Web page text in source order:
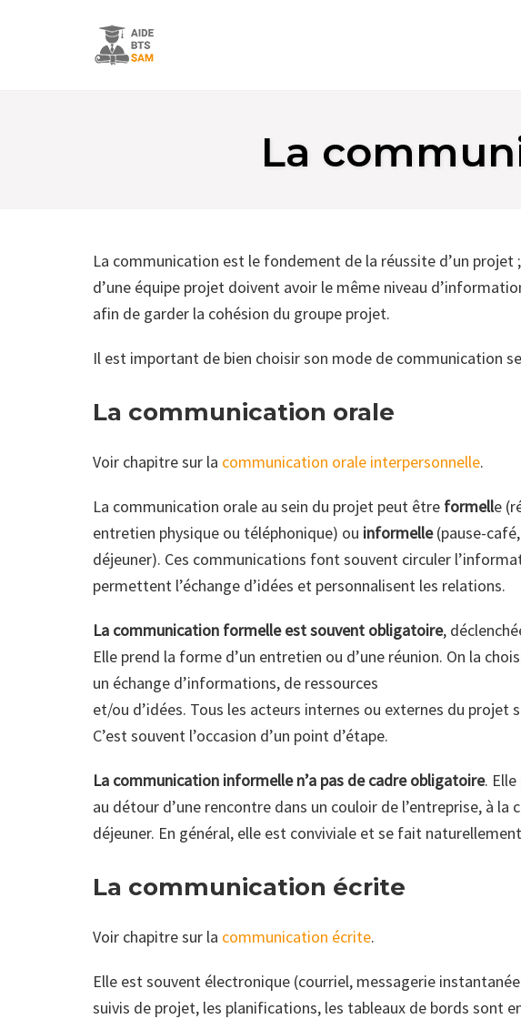
La
La communication est le fondement de la réussite d’un projet
d’une équipe projet doivent avoir le même niveau
afin de garder la cohésion du groupe projet.
Il est important de bien choisir son mode de communication
La communication orale
Voir chapitre sur la communication orale interpersonnelle.
La communication orale au sein du projet peut être formelle
entretien physique ou téléphonique) ou informelle(pause-
déjeuner). Ces communications font souvent circuler
permettent l’échange d’idées et personnalisent les relations.
La communication formelle est souvent obligatoire,
Elle prend la forme d’un entretien ou d’une réunion. On la
un échange d’informations, de ressources
et/ou d’idées. Tous les acteurs internes ou externes du projet
C’est souvent l’occasion d’un point d’étape.
La communication informelle n’a pas de cadre obligatoire.
au détour d’une rencontre dans un couloir de l’entreprise, à
déjeuner. En général, elle est conviviale et se fait
La communication écrite
Voir chapitre sur la communication écrite.
Elle est souvent électronique (courriel, messagerie
suivis de projet, les planifications, les tableaux de bords sont